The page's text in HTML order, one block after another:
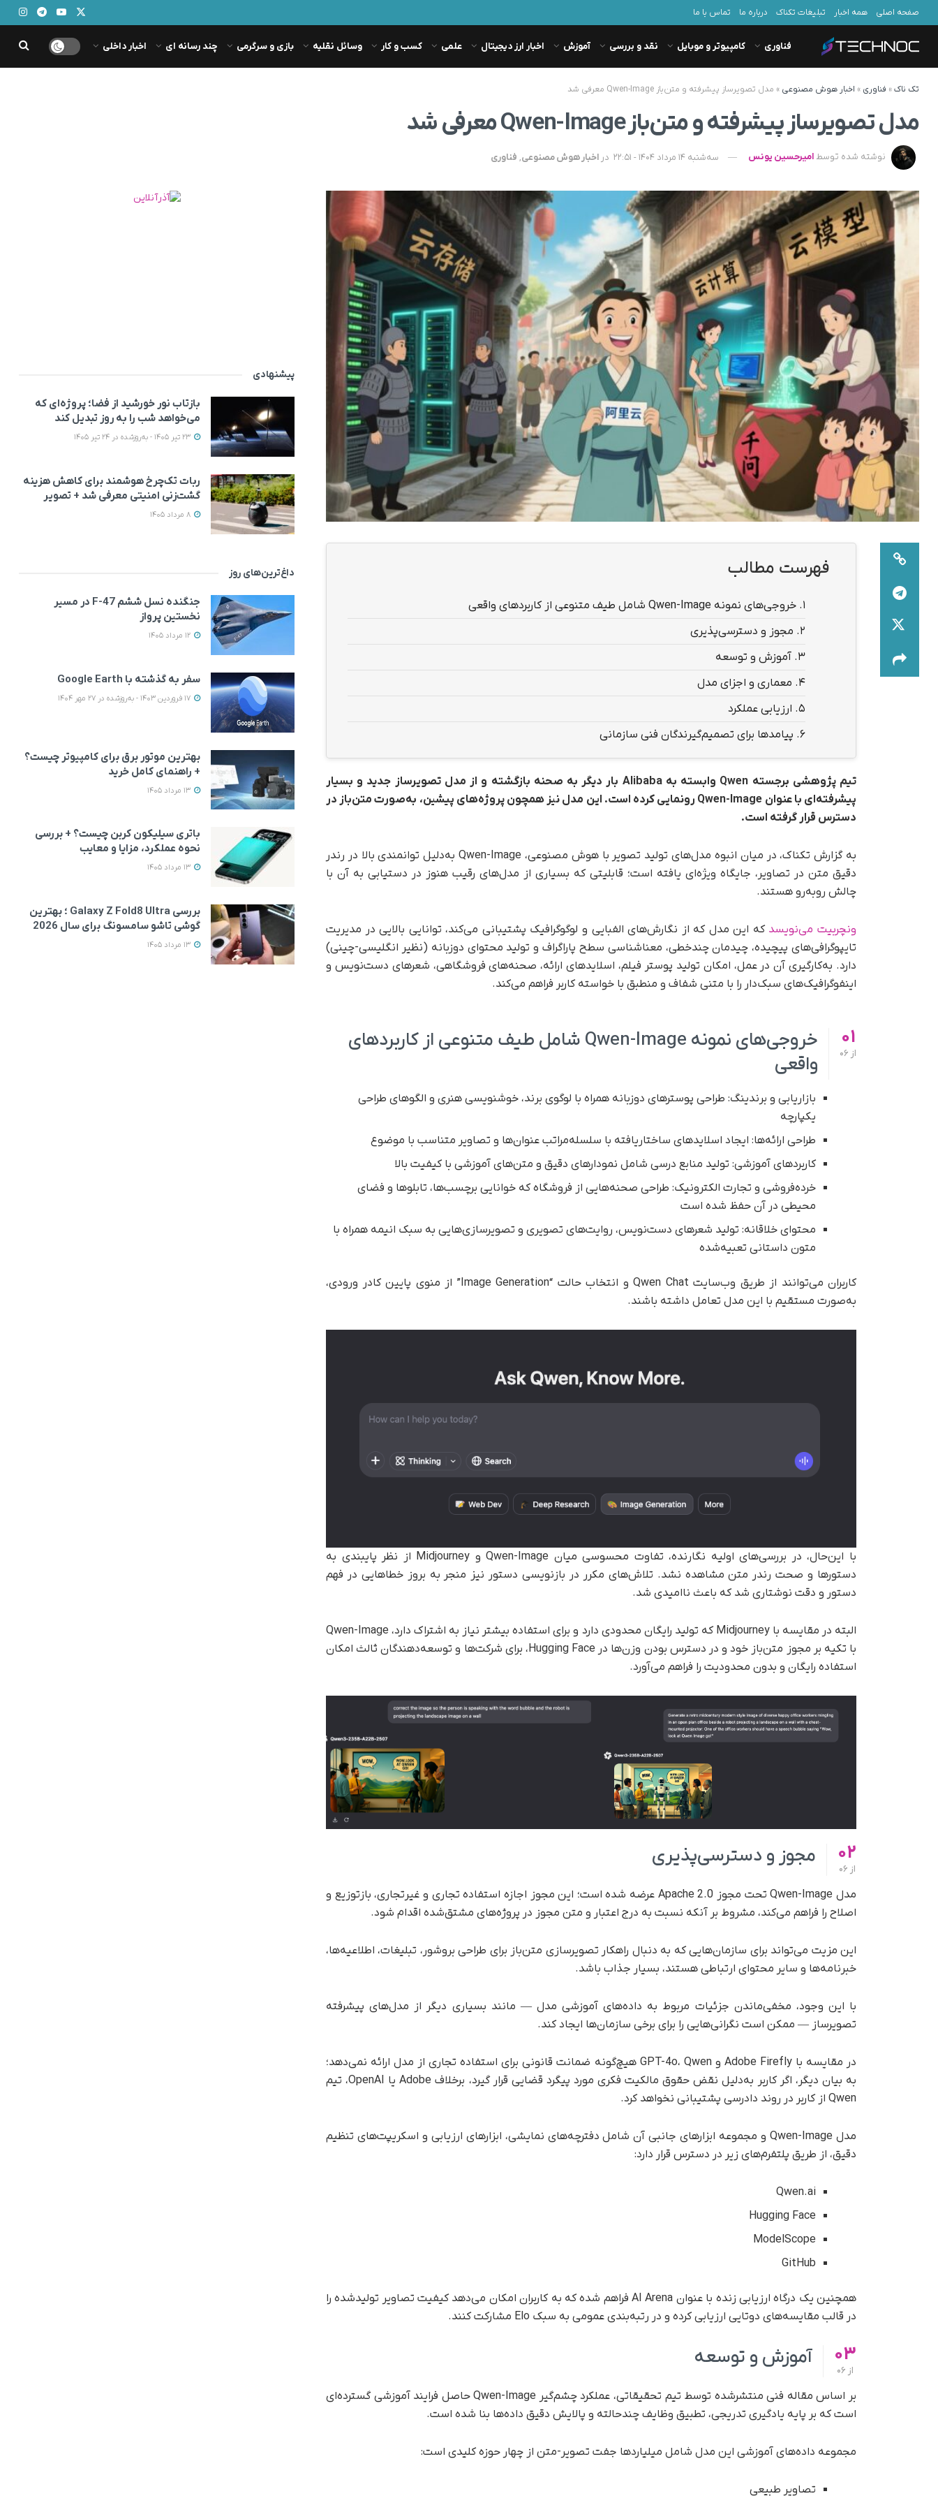
صفحه اصلی همه اخبار تبلیغات تکناک درباره ما تماس با ما
فناوری کامپیوتر و موبایل نقد و بررسی آموزش اخبار ارز دیجیتال علمی کسب و کار وسائل نقلیه بازی و سرگرمی چند رسانه ای اخبار داخلی
تک ناک» فناوری » اخبار هوش مصنوعی » مدل تصویرساز پیشرفته و متن‌باز Qwen-Image معرفی شد
مدل تصویرساز پیشرفته و متن‌باز Qwen-Image معرفی شد
نوشته شده توسط امیرحسین یونس سه‌شنبه 14 مرداد 1404 - 22:51 در اخبار هوش مصنوعی, فناوری
فهرست مطالب
1. خروجی‌های نمونه Qwen-Image شامل طیف متنوعی از کاربردهای واقعی
2. مجوز و دسترسی‌پذیری
3. آموزش و توسعه
4. معماری و اجزای مدل
5. ارزیابی عملکرد
6. پیامدها برای تصمیم‌گیرندگان فنی سازمانی
تیم پژوهشی برجسته Qwen وابسته به Alibaba بار دیگر به صحنه بازگشته و از مدل تصویرساز جدید و بسیار
پیشرفته‌ای با عنوان Qwen-Image رونمایی کرده است. این مدل نیز همچون پروژه‌های پیشین، به‌صورت متن‌باز در
دسترس قرار گرفته است.
به گزارش تکناک، در میان انبوه مدل‌های تولید تصویر با هوش مصنوعی، Qwen-Image به‌دلیل توانمندی بالا در رندر
دقیق متن در تصاویر، جایگاه ویژه‌ای یافته است؛ قابلیتی که بسیاری از مدل‌های رقیب هنوز در دستیابی به آن با
چالش روبه‌رو هستند.
ونچربیت می‌نویسد که این مدل که از نگارش‌های الفبایی و لوگوگرافیک پشتیبانی می‌کند، توانایی بالایی در مدیریت
تایپوگرافی‌های پیچیده، چیدمان چندخطی، معناشناسی سطح پاراگراف و تولید محتوای دوزبانه (نظیر انگلیسی-چینی)
دارد. به‌کارگیری آن در عمل، امکان تولید پوستر فیلم، اسلایدهای ارائه، صحنه‌های فروشگاهی، شعرهای دست‌نویس و
اینفوگرافیک‌های سبک‌دار را با متنی شفاف و منطبق با خواسته کاربر فراهم می‌کند.
01
از
خروجی‌های نمونه Qwen-Image شامل طیف متنوعی از کاربردهای
واقعی
بازاریابی و برندینگ: طراحی پوسترهای دوزبانه همراه با لوگوی برند، خوشنویسی هنری و الگوهای طراحی
یکپارچه
طراحی ارائه‌ها: ایجاد اسلایدهای ساختاریافته با سلسله‌مراتب عنوان‌ها و تصاویر متناسب با موضوع
کاربردهای آموزشی: تولید منابع درسی شامل نمودارهای دقیق و متن‌های آموزشی با کیفیت بالا
خرده‌فروشی و تجارت الکترونیک: طراحی صحنه‌هایی از فروشگاه که خوانایی برچسب‌ها، تابلوها و فضای
محیطی در آن حفظ شده است
محتوای خلاقانه: تولید شعرهای دست‌نویس، روایت‌های تصویری و تصویرسازی‌هایی به سبک انیمه همراه با
متون داستانی تعبیه‌شده
کاربران می‌توانند از طریق وب‌سایت Qwen Chat و انتخاب حالت “Image Generation” از منوی پایین کادر ورودی،
به‌صورت مستقیم با این مدل تعامل داشته باشند.
با این‌حال، در بررسی‌های اولیه نگارنده، تفاوت محسوسی میان Qwen-Image و Midjourney از نظر پایبندی به
دستورها و صحت رندر متن مشاهده نشد. تلاش‌های مکرر در بازنویسی دستور نیز منجر به بروز خطاهایی در فهم
دستور و دقت نوشتاری شد که باعث ناامیدی شد.
البته در مقایسه با Midjourney که تولید رایگان محدودی دارد و برای استفاده بیشتر نیاز به اشتراک دارد، Qwen-Image
با تکیه بر مجوز متن‌باز خود و در دسترس بودن وزن‌ها در Hugging Face، برای شرکت‌ها و توسعه‌دهندگان ثالث امکان
استفاده رایگان و بدون محدودیت را فراهم می‌آورد.
02
از
مجوز و دسترسی‌پذیری
مدل Qwen-Image تحت مجوز Apache 2.0 عرضه شده است؛ این مجوز اجازه استفاده تجاری و غیرتجاری، بازتوزیع و
اصلاح را فراهم می‌کند، مشروط بر آنکه نسبت به درج اعتبار و متن مجوز در پروژه‌های مشتق‌شده اقدام شود.
این مزیت می‌تواند برای سازمان‌هایی که به دنبال راهکار تصویرسازی متن‌باز برای طراحی بروشور، تبلیغات، اطلاعیه‌ها،
خبرنامه‌ها و سایر محتوای ارتباطی هستند، بسیار جذاب باشد.
با این وجود، مخفی‌ماندن جزئیات مربوط به داده‌های آموزشی مدل — مانند بسیاری دیگر از مدل‌های پیشرفته
تصویرساز — ممکن است نگرانی‌هایی را برای برخی سازمان‌ها ایجاد کند.
در مقایسه با Adobe Firefly و GPT-4o، Qwen هیچ‌گونه ضمانت قانونی برای استفاده تجاری از مدل ارائه نمی‌دهد؛
به بیان دیگر، اگر کاربر به‌دلیل نقض حقوق مالکیت فکری مورد پیگرد قضایی قرار گیرد، برخلاف Adobe یا OpenAI، تیم
Qwen از کاربر در روند دادرسی پشتیبانی نخواهد کرد.
مدل Qwen-Image و مجموعه ابزارهای جانبی آن شامل دفترچه‌های نمایشی، ابزارهای ارزیابی و اسکریپت‌های تنظیم
دقیق، از طریق پلتفرم‌های زیر در دسترس قرار دارد:
Qwen.ai
Hugging Face
ModelScope
GitHub
همچنین یک درگاه ارزیابی زنده با عنوان AI Arena فراهم شده که به کاربران امکان می‌دهد کیفیت تصاویر تولیدشده را
در قالب مقایسه‌های دوتایی ارزیابی کرده و در رتبه‌بندی عمومی به سبک Elo مشارکت کنند.
03
از
آموزش و توسعه
بر اساس مقاله فنی منتشرشده توسط تیم تحقیقاتی، عملکرد چشم‌گیر Qwen-Image حاصل فرایند آموزشی گسترده‌ای
است که بر پایه یادگیری تدریجی، تطبیق وظایف چندحالته و پالایش دقیق داده‌ها بنا شده است.
مجموعه داده‌های آموزشی این مدل شامل میلیاردها جفت تصویر-متن از چهار حوزه کلیدی است:
تصاویر طبیعی
پیشنهادی
بازتاب نور خورشید از فضا؛ پروژه‌ای که
می‌خواهد شب را به روز تبدیل کند
ربات تک‌چرخ هوشمند برای کاهش هزینه
گشت‌زنی امنیتی معرفی شد + تصویر
داغ‌ترین‌های روز
جنگنده نسل ششم F-47 در مسیر
نخستین پرواز
سفر به گذشته با Google Earth
بهترین موتور برق برای کامپیوتر چیست؟
+ راهنمای کامل خرید
باتری سیلیکون کربن چیست؟ + بررسی
نحوه عملکرد، مزایا و معایب
بررسی Galaxy Z Fold8 Ultra ؛ بهترین
گوشی تاشو سامسونگ برای سال 2026